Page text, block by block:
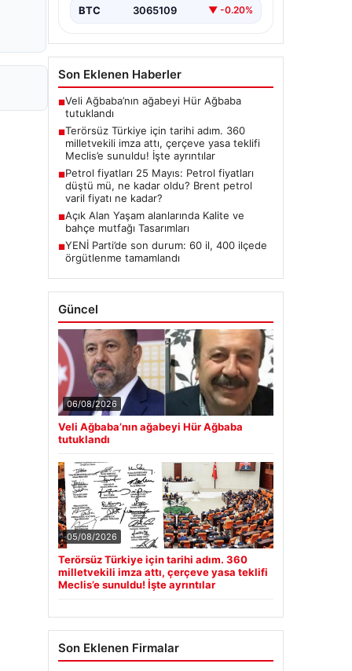
İmzasıyla Çerçeve Yasa Teklifi
BTC 3065109 ▼ -0.20%
Son Eklenen Haberler
■Veli Ağbaba’nın ağabeyi Hür Ağbaba
tutuklandı
■Terörsüz Türkiye için tarihi adım. 360
milletvekili imza attı, çerçeve yasa teklifi
Meclis’e sunuldu! İşte ayrıntılar
■Petrol fiyatları 25 Mayıs: Petrol fiyatları
düştü mü, ne kadar oldu? Brent petrol
varil fiyatı ne kadar?
■Açık Alan Yaşam alanlarında Kalite ve
bahçe mutfağı Tasarımları
■YENİ Parti’de son durum: 60 il, 400 ilçede
örgütlenme tamamlandı
Güncel
06/08/2026
Veli Ağbaba’nın ağabeyi Hür Ağbaba
tutuklandı
05/08/2026
Terörsüz Türkiye için tarihi adım. 360
milletvekili imza attı, çerçeve yasa teklifi
Meclis’e sunuldu! İşte ayrıntılar
Son Eklenen Firmalar